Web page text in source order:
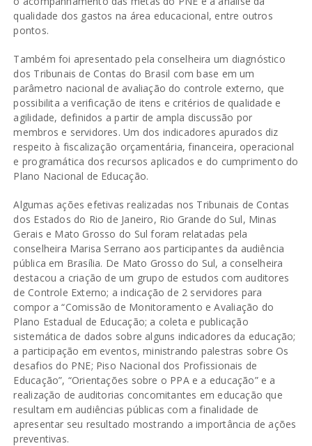
qualidade dos gastos na área educacional, entre outros
pontos.
Também foi apresentado pela conselheira um diagnóstico
dos Tribunais de Contas do Brasil com base em um
parâmetro nacional de avaliação do controle externo, que
possibilita a verificação de itens e critérios de qualidade e
agilidade, definidos a partir de ampla discussão por
membros e servidores. Um dos indicadores apurados diz
respeito à fiscalização orçamentária, financeira, operacional
e programática dos recursos aplicados e do cumprimento do
Plano Nacional de Educação.
Algumas ações efetivas realizadas nos Tribunais de Contas
dos Estados do Rio de Janeiro, Rio Grande do Sul, Minas
Gerais e Mato Grosso do Sul foram relatadas pela
conselheira Marisa Serrano aos participantes da audiência
pública em Brasília. De Mato Grosso do Sul, a conselheira
destacou a criação de um grupo de estudos com auditores
de Controle Externo; a indicação de 2 servidores para
compor a “Comissão de Monitoramento e Avaliação do
Plano Estadual de Educação; a coleta e publicação
sistemática de dados sobre alguns indicadores da educação;
a participação em eventos, ministrando palestras sobre Os
desafios do PNE; Piso Nacional dos Profissionais de
Educação”, “Orientações sobre o PPA e a educação” e a
realização de auditorias concomitantes em educação que
resultam em audiências públicas com a finalidade de
apresentar seu resultado mostrando a importância de ações
preventivas.